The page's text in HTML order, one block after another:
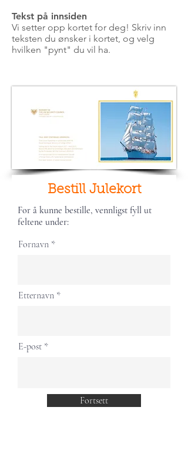
Tekst på innsiden
Vi setter opp kortet for deg! Skriv inn
teksten du ønsker i kortet, og velg
hvilken "pynt" du vil ha.
Bestill Julekort
For å kunne bestille, vennligst fyll ut
feltene under:
Fornavn
Etternavn
E-post
Fortsett